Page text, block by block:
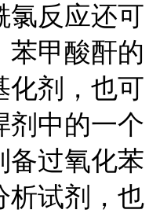
氯反应还可
苯甲酸酐的
化剂，也可
剂中的一个
备过氧化苯
析试剂，也